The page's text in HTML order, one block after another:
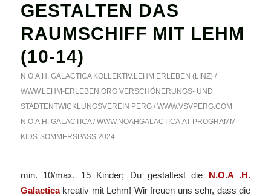
GESTALTEN DAS
RAUMSCHIFF MIT LEHM
(10-14)
N.O.A.H. GALACTICA KOLLEKTIV.LEHM.ERLEBEN (LINZ) /
WWW.LEHM-ERLEBEN.ORG VERSCHÖNERUNGS- UND
STADTENTWICKLUNGSVEREIN PERG / WWW.VSVPERG.COM
N.O.A.H. GALACTICA / WWW.NOAHGALACTICA.AT PROGRAMM
KIDS-SOMMERSPASS 2024
min. 10/max. 15 Kinder; Du gestaltest die N.O.A .H.
Galacticakreativ mit Lehm! Wir freuen uns sehr, dass die